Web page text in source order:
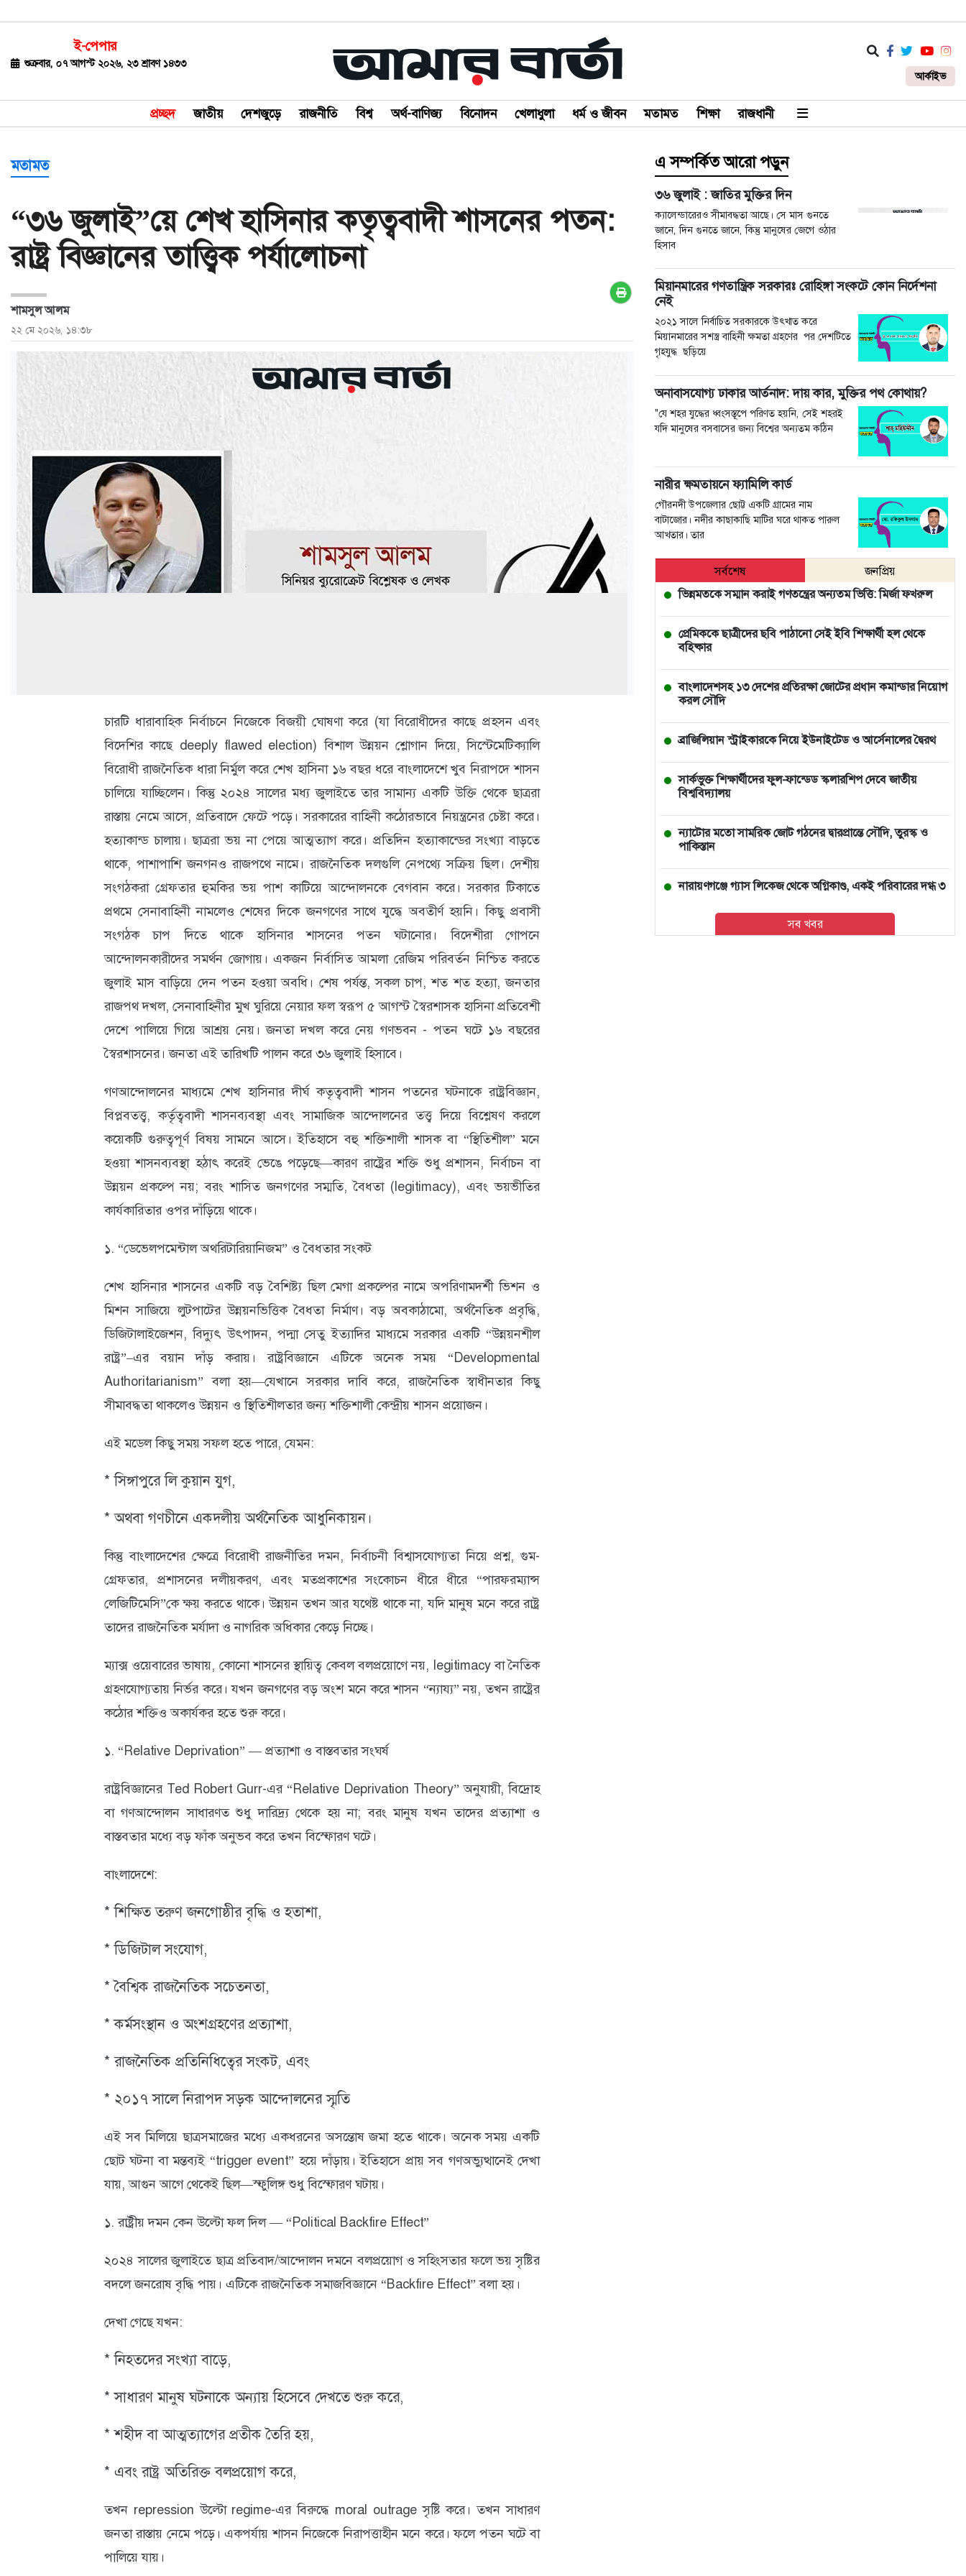
ই-পেপার
শুক্রবার, ০৭ আগস্ট ২০২৬, ২৩ শ্রাবণ ১৪৩৩
আর্কাইভ
প্রচ্ছদ জাতীয় দেশজুড়ে রাজনীতি বিশ্ব অর্থ-বাণিজ্য বিনোদন খেলাধুলা ধর্ম ও জীবন মতামত শিক্ষা রাজধানী
জাতীয়
রাজনীতি
বিশ্ব
বাণিজ্য
বিনোদন
ধর্ম
ও
জীবন
মতামত
শিক্ষা
আইন-
আদালত
ক্যাম্পাস
আজকের
মতামত
“৩৬ জুলাই”য়ে শেখ হাসিনার কতৃত্ববাদী শাসনের পতন:
রাষ্ট্র বিজ্ঞানের তাত্ত্বিক পর্যালোচনা
শামসুল আলম
২২ মে ২০২৬, ১৪:৩৮
চারটি ধারাবাহিক নির্বাচনে নিজেকে বিজয়ী ঘোষণা করে (যা বিরোধীদের কাছে প্রহসন এবং
বিদেশির কাছে deeply flawed election) বিশাল উন্নয়ন শ্লোগান দিয়ে, সিস্টেমেটিক‍্যালি
বিরোধী রাজনৈতিক ধারা নির্মুল করে শেখ হাসিনা ১৬ বছর ধরে বাংলাদেশে খুব নিরাপদে শাসন
চালিয়ে যাচ্ছিলেন। কিন্তু ২০২৪ সালের মধ‍্য জুলাইতে তার সামান‍্য একটি উক্তি থেকে ছাত্ররা
রাস্তায় নেমে আসে, প্রতিবাদে ফেটে পড়ে। সরকারের বাহিনী কঠোরভাবে নিয়ন্ত্রনের চেষ্টা করে।
হত‍্যাকান্ড চালায়। ছাত্ররা ভয় না পেয়ে আত্মত‍্যাগ করে। প্রতিদিন হত‍্যাকান্ডের সংখ্যা বাড়তে
থাকে, পাশাপাশি জনগনও রাজপথে নামে। রাজনৈতিক দলগুলি নেপথ্যে সক্রিয় ছিল। দেশীয়
সংগঠকরা গ্রেফতার হুমকির ভয় পাশ কাটিয়ে আন্দোলনকে বেগবান করে। সরকার টিকাতে
প্রথমে সেনাবাহিনী নামলেও শেষের দিকে জনগণের সাথে যুদ্ধে অবতীর্ণ হয়নি। কিছু প্রবাসী
সংগঠক চাপ দিতে থাকে হাসিনার শাসনের পতন ঘটানোর। বিদেশীরা গোপনে
আন্দোলনকারীদের সমর্থন জোগায়। একজন নির্বাসিত আমলা রেজিম পরিবর্তন নিশ্চিত করতে
জুলাই মাস বাড়িয়ে দেন পতন হওয়া অবধি। শেষ পর্যন্ত, সকল চাপ, শত শত হত‍্যা, জনতার
রাজপথ দখল, সেনাবাহিনীর মুখ ঘুরিয়ে নেয়ার ফল স্বরূপ ৫ আগস্ট স্বৈরশাসক হাসিনা প্রতিবেশী
দেশে পালিয়ে গিয়ে আশ্রয় নেয়। জনতা দখল করে নেয় গণভবন - পতন ঘটে ১৬ বছরের
স্বৈরশাসনের। জনতা এই তারিখটি পালন করে ৩৬ জুলাই হিসাবে।
গণআন্দোলনের মাধ্যমে শেখ হাসিনার দীর্ঘ কতৃত্ববাদী শাসন পতনের ঘটনাকে রাষ্ট্রবিজ্ঞান,
বিপ্লবতত্ত্ব, কর্তৃত্ববাদী শাসনব্যবস্থা এবং সামাজিক আন্দোলনের তত্ত্ব দিয়ে বিশ্লেষণ করলে
কয়েকটি গুরুত্বপূর্ণ বিষয় সামনে আসে। ইতিহাসে বহু শক্তিশালী শাসক বা “স্থিতিশীল” মনে
হওয়া শাসনব্যবস্থা হঠাৎ করেই ভেঙে পড়েছে—কারণ রাষ্ট্রের শক্তি শুধু প্রশাসন, নির্বাচন বা
উন্নয়ন প্রকল্পে নয়; বরং শাসিত জনগণের সম্মতি, বৈধতা (legitimacy), এবং ভয়ভীতির
কার্যকারিতার ওপর দাঁড়িয়ে থাকে।
১. “ডেভেলপমেন্টাল অথরিটারিয়ানিজম” ও বৈধতার সংকট
শেখ হাসিনার শাসনের একটি বড় বৈশিষ্ট্য ছিল মেগা প্রকল্পের নামে অপরিণামদর্শী ভিশন ও
মিশন সাজিয়ে লুটপাটের উন্নয়নভিত্তিক বৈধতা নির্মাণ। বড় অবকাঠামো, অর্থনৈতিক প্রবৃদ্ধি,
ডিজিটালাইজেশন, বিদ্যুৎ উৎপাদন, পদ্মা সেতু ইত্যাদির মাধ্যমে সরকার একটি “উন্নয়নশীল
রাষ্ট্র”–এর বয়ান দাঁড় করায়। রাষ্ট্রবিজ্ঞানে এটিকে অনেক সময় “Developmental
Authoritarianism” বলা হয়—যেখানে সরকার দাবি করে, রাজনৈতিক স্বাধীনতার কিছু
সীমাবদ্ধতা থাকলেও উন্নয়ন ও স্থিতিশীলতার জন্য শক্তিশালী কেন্দ্রীয় শাসন প্রয়োজন।
এই মডেল কিছু সময় সফল হতে পারে, যেমন:
* সিঙ্গাপুরে লি কুয়ান যুগ,
* অথবা গণচীনে একদলীয় অর্থনৈতিক আধুনিকায়ন।
কিন্তু বাংলাদেশের ক্ষেত্রে বিরোধী রাজনীতির দমন, নির্বাচনী বিশ্বাসযোগ্যতা নিয়ে প্রশ্ন, গুম-
গ্রেফতার, প্রশাসনের দলীয়করণ, এবং মতপ্রকাশের সংকোচন ধীরে ধীরে “পারফরম্যান্স
লেজিটিমেসি”কে ক্ষয় করতে থাকে। উন্নয়ন তখন আর যথেষ্ট থাকে না, যদি মানুষ মনে করে রাষ্ট্র
তাদের রাজনৈতিক মর্যাদা ও নাগরিক অধিকার কেড়ে নিচ্ছে।
ম্যাক্স ওয়েবারের ভাষায়, কোনো শাসনের স্থায়িত্ব কেবল বলপ্রয়োগে নয়, legitimacy বা নৈতিক
গ্রহণযোগ্যতায় নির্ভর করে। যখন জনগণের বড় অংশ মনে করে শাসন “ন্যায্য” নয়, তখন রাষ্ট্রের
কঠোর শক্তিও অকার্যকর হতে শুরু করে।
১. “Relative Deprivation” — প্রত্যাশা ও বাস্তবতার সংঘর্ষ
রাষ্ট্রবিজ্ঞানের Ted Robert Gurr-এর “Relative Deprivation Theory” অনুযায়ী, বিদ্রোহ
বা গণআন্দোলন সাধারণত শুধু দারিদ্র্য থেকে হয় না; বরং মানুষ যখন তাদের প্রত্যাশা ও
বাস্তবতার মধ্যে বড় ফাঁক অনুভব করে তখন বিস্ফোরণ ঘটে।
বাংলাদেশে:
* শিক্ষিত তরুণ জনগোষ্ঠীর বৃদ্ধি ও হতাশা,
* ডিজিটাল সংযোগ,
* বৈশ্বিক রাজনৈতিক সচেতনতা,
* কর্মসংস্থান ও অংশগ্রহণের প্রত্যাশা,
* রাজনৈতিক প্রতিনিধিত্বের সংকট, এবং
* ২০১৭ সালে নিরাপদ সড়ক আন্দোলনের স্মৃতি
এই সব মিলিয়ে ছাত্রসমাজের মধ্যে একধরনের অসন্তোষ জমা হতে থাকে। অনেক সময় একটি
ছোট ঘটনা বা মন্তব্যই “trigger event” হয়ে দাঁড়ায়। ইতিহাসে প্রায় সব গণঅভ্যুত্থানেই দেখা
যায়, আগুন আগে থেকেই ছিল—স্ফুলিঙ্গ শুধু বিস্ফোরণ ঘটায়।
১. রাষ্ট্রীয় দমন কেন উল্টো ফল দিল — “Political Backfire Effect”
২০২৪ সালের জুলাইতে ছাত্র প্রতিবাদ/আন্দোলন দমনে বলপ্রয়োগ ও সহিংসতার ফলে ভয় সৃষ্টির
বদলে জনরোষ বৃদ্ধি পায়। এটিকে রাজনৈতিক সমাজবিজ্ঞানে “Backfire Effect” বলা হয়।
দেখা গেছে যখন:
* নিহতদের সংখ্যা বাড়ে,
* সাধারণ মানুষ ঘটনাকে অন্যায় হিসেবে দেখতে শুরু করে,
* শহীদ বা আত্মত্যাগের প্রতীক তৈরি হয়,
* এবং রাষ্ট্র অতিরিক্ত বলপ্রয়োগ করে,
তখন repression উল্টো regime-এর বিরুদ্ধে moral outrage সৃষ্টি করে। তখন সাধারণ
জনতা রাস্তায় নেমে পড়ে। একপর্যায় শাসন নিজেকে নিরাপত্তাহীন মনে করে। ফলে পতন ঘটে বা
পালিয়ে যায়।
এ সম্পর্কিত আরো পড়ুন
৩৬ জুলাই : জাতির মুক্তির দিন
ক্যালেন্ডারেরও সীমাবদ্ধতা আছে। সে মাস গুনতে
জানে, দিন গুনতে জানে, কিন্তু মানুষের জেগে ওঠার
হিসাব
মিয়ানমারের গণতান্ত্রিক সরকারঃ রোহিঙ্গা সংকটে কোন নির্দেশনা
নেই
২০২১ সালে নির্বাচিত সরকারকে উৎখাত করে
মিয়ানমারের সশস্ত্র বাহিনী ক্ষমতা গ্রহণের পর দেশটিতে
গৃহযুদ্ধ ছড়িয়ে
অনাবাসযোগ্য ঢাকার আর্তনাদ: দায় কার, মুক্তির পথ কোথায়?
"যে শহর যুদ্ধের ধ্বংসস্তূপে পরিণত হয়নি, সেই শহরই
যদি মানুষের বসবাসের জন্য বিশ্বের অন্যতম কঠিন
নারীর ক্ষমতায়নে ফ্যামিলি কার্ড
গৌরনদী উপজেলার ছোট্ট একটি গ্রামের নাম
বাটাজোর। নদীর কাছাকাছি মাটির ঘরে থাকত পারুল
আখতার। তার
সর্বশেষ
জনপ্রিয়
ভিন্নমতকে সম্মান করাই গণতন্ত্রের অন্যতম ভিত্তি: মির্জা ফখরুল
প্রেমিককে ছাত্রীদের ছবি পাঠানো সেই ইবি শিক্ষার্থী হল থেকে
বহিষ্কার
বাংলাদেশসহ ১৩ দেশের প্রতিরক্ষা জোটের প্রধান কমান্ডার নিয়োগ
করল সৌদি
ব্রাজিলিয়ান স্ট্রাইকারকে নিয়ে ইউনাইটেড ও আর্সেনালের দ্বৈরথ
সার্কভুক্ত শিক্ষার্থীদের ফুল-ফান্ডেড স্কলারশিপ দেবে জাতীয়
বিশ্ববিদ্যালয়
ন্যাটোর মতো সামরিক জোট গঠনের দ্বারপ্রান্তে সৌদি, তুরস্ক ও
পাকিস্তান
নারায়ণগঞ্জে গ্যাস লিকেজ থেকে অগ্নিকাণ্ড, একই পরিবারের দগ্ধ ৩
আমিও বিশ্বাস করতে চাই তিনি ডিসেম্বরেই আসবেন: আইনমন্ত্রী
সব খবর